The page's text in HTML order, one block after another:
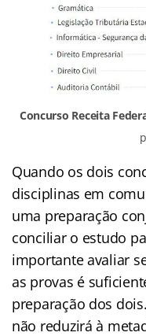
Concurso Receita
Quando os dois
disciplinas em
uma preparação
conciliar o estudo
importante avaliar
as provas é
preparação dos
não reduzirá à